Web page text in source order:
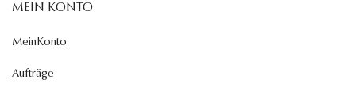
MEIN KONTO
MeinKonto
Aufträge